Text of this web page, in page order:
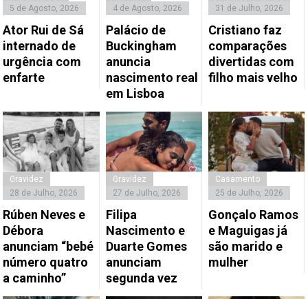
5 de Agosto, 2026
Ator Rui de Sá
internado de
urgência com
enfarte
4 de Agosto, 2026
Palácio de
Buckingham
anuncia
nascimento real
em Lisboa
31 de Julho, 2026
Cristiano faz
comparações
divertidas com
filho mais velho
Gravidez
28 de Julho, 2026
Rúben Neves e
Débora
anunciam “bebé
número quatro
a caminho”
Gravidez
27 de Julho, 2026
Filipa
Nascimento e
Duarte Gomes
anunciam
segunda vez
Casamento
25 de Julho, 2026
Gonçalo Ramos
e Maguigas já
são marido e
mulher